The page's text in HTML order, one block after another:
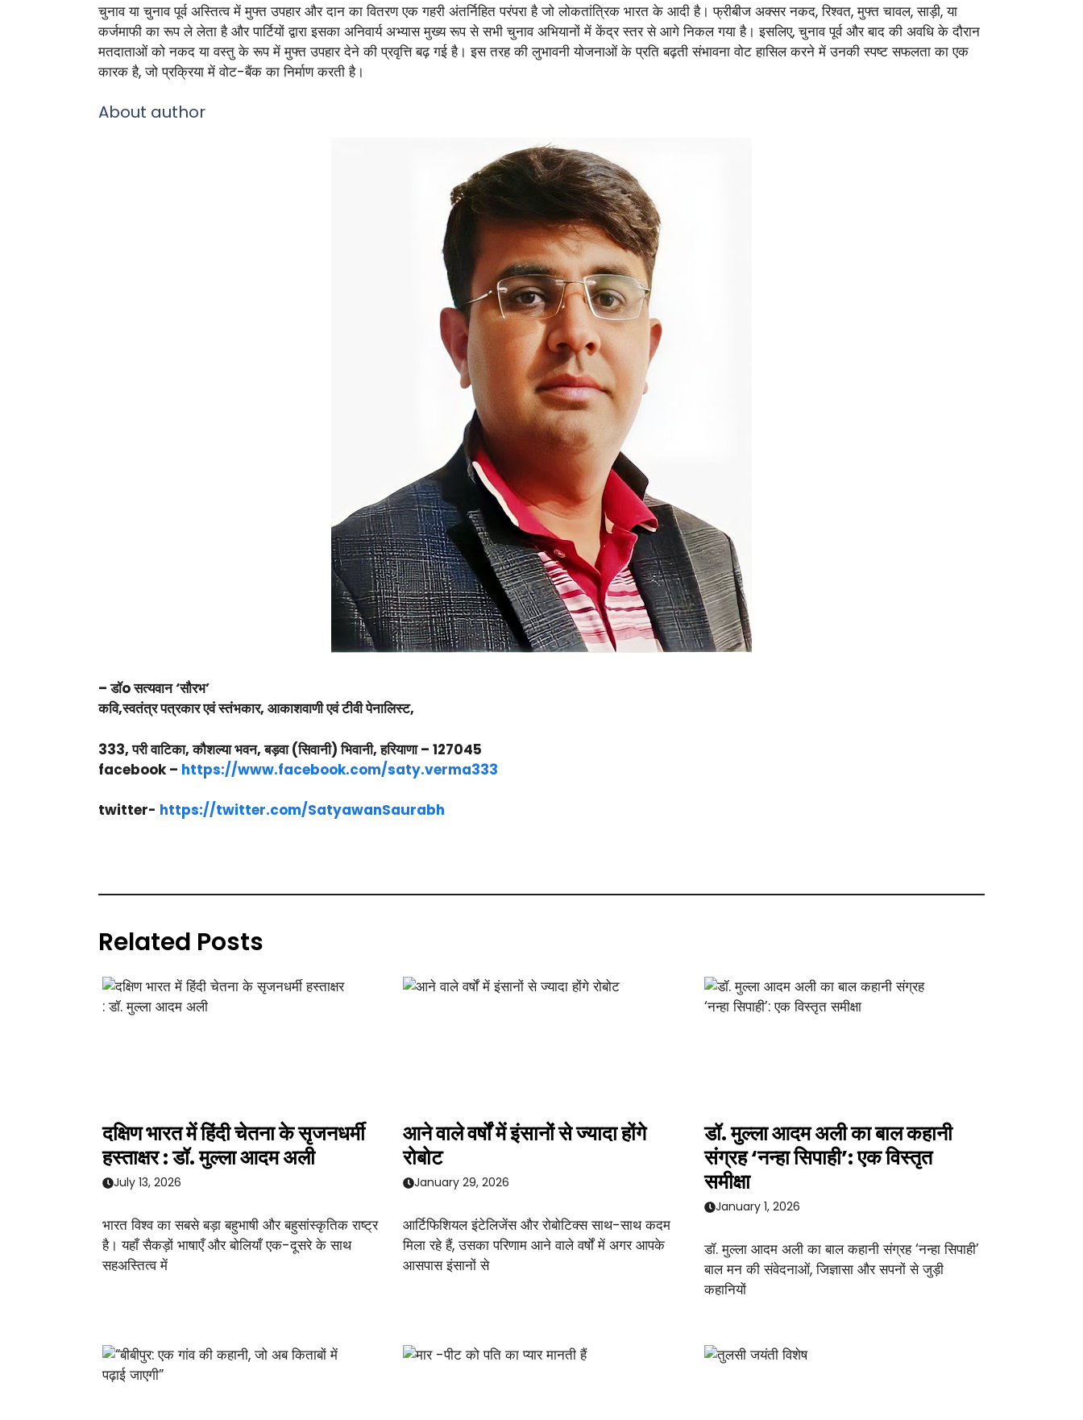
चुनाव या चुनाव पूर्व अस्तित्व में मुफ्त उपहार और दान का वितरण एक गहरी अंतर्निहित परंपरा है जो लोकतांत्रिक भारत के आदी है। फ्रीबीज अक्सर नकद, रिश्वत, मुफ्त चावल, साड़ी, या
कर्जमाफी का रूप ले लेता है और पार्टियों द्वारा इसका अनिवार्य अभ्यास मुख्य रूप से सभी चुनाव अभियानों में केंद्र स्तर से आगे निकल गया है। इसलिए, चुनाव पूर्व और बाद की अवधि के दौरान
मतदाताओं को नकद या वस्तु के रूप में मुफ्त उपहार देने की प्रवृत्ति बढ़ गई है। इस तरह की लुभावनी योजनाओं के प्रति बढ़ती संभावना वोट हासिल करने में उनकी स्पष्ट सफलता का एक
कारक है, जो प्रक्रिया में वोट-बैंक का निर्माण करती है।
About author
– डॉo सत्यवान ‘सौरभ’
कवि,स्वतंत्र पत्रकार एवं स्तंभकार, आकाशवाणी एवं टीवी पेनालिस्ट,
333, परी वाटिका, कौशल्या भवन, बड़वा (सिवानी) भिवानी, हरियाणा – 127045
facebook – https://www.facebook.com/saty.verma333
twitter- https://twitter.com/SatyawanSaurabh
Related Posts
दक्षिण भारत में हिंदी चेतना के सृजनधर्मी
हस्ताक्षर : डॉ. मुल्ला आदम अली
July 13, 2026
भारत विश्व का सबसे बड़ा बहुभाषी और बहुसांस्कृतिक राष्ट्र
है। यहाँ सैकड़ों भाषाएँ और बोलियाँ एक-दूसरे के साथ
सहअस्तित्व में
आने वाले वर्षों में इंसानों से ज्यादा होंगे
रोबोट
January 29, 2026
आर्टिफिशियल इंटेलिजेंस और रोबोटिक्स साथ-साथ कदम
मिला रहे हैं, उसका परिणाम आने वाले वर्षों में अगर आपके
आसपास इंसानों से
डॉ. मुल्ला आदम अली का बाल कहानी
संग्रह ‘नन्हा सिपाही’: एक विस्तृत
समीक्षा
January 1, 2026
डॉ. मुल्ला आदम अली का बाल कहानी संग्रह ‘नन्हा सिपाही’
बाल मन की संवेदनाओं, जिज्ञासा और सपनों से जुड़ी
कहानियों